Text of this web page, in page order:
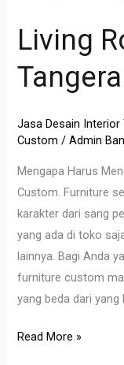
Living
Jasa Desain Interior
Custom /Admin
Mengapa Harus
Custom. Furniture
karakter dari sang
yang ada di toko
lainnya. Bagi Anda
furniture custom
yang beda dari yang
Design
Read More »